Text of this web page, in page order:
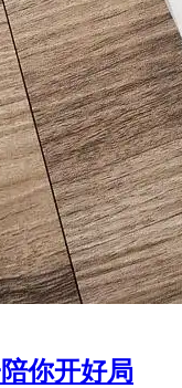
你开好局